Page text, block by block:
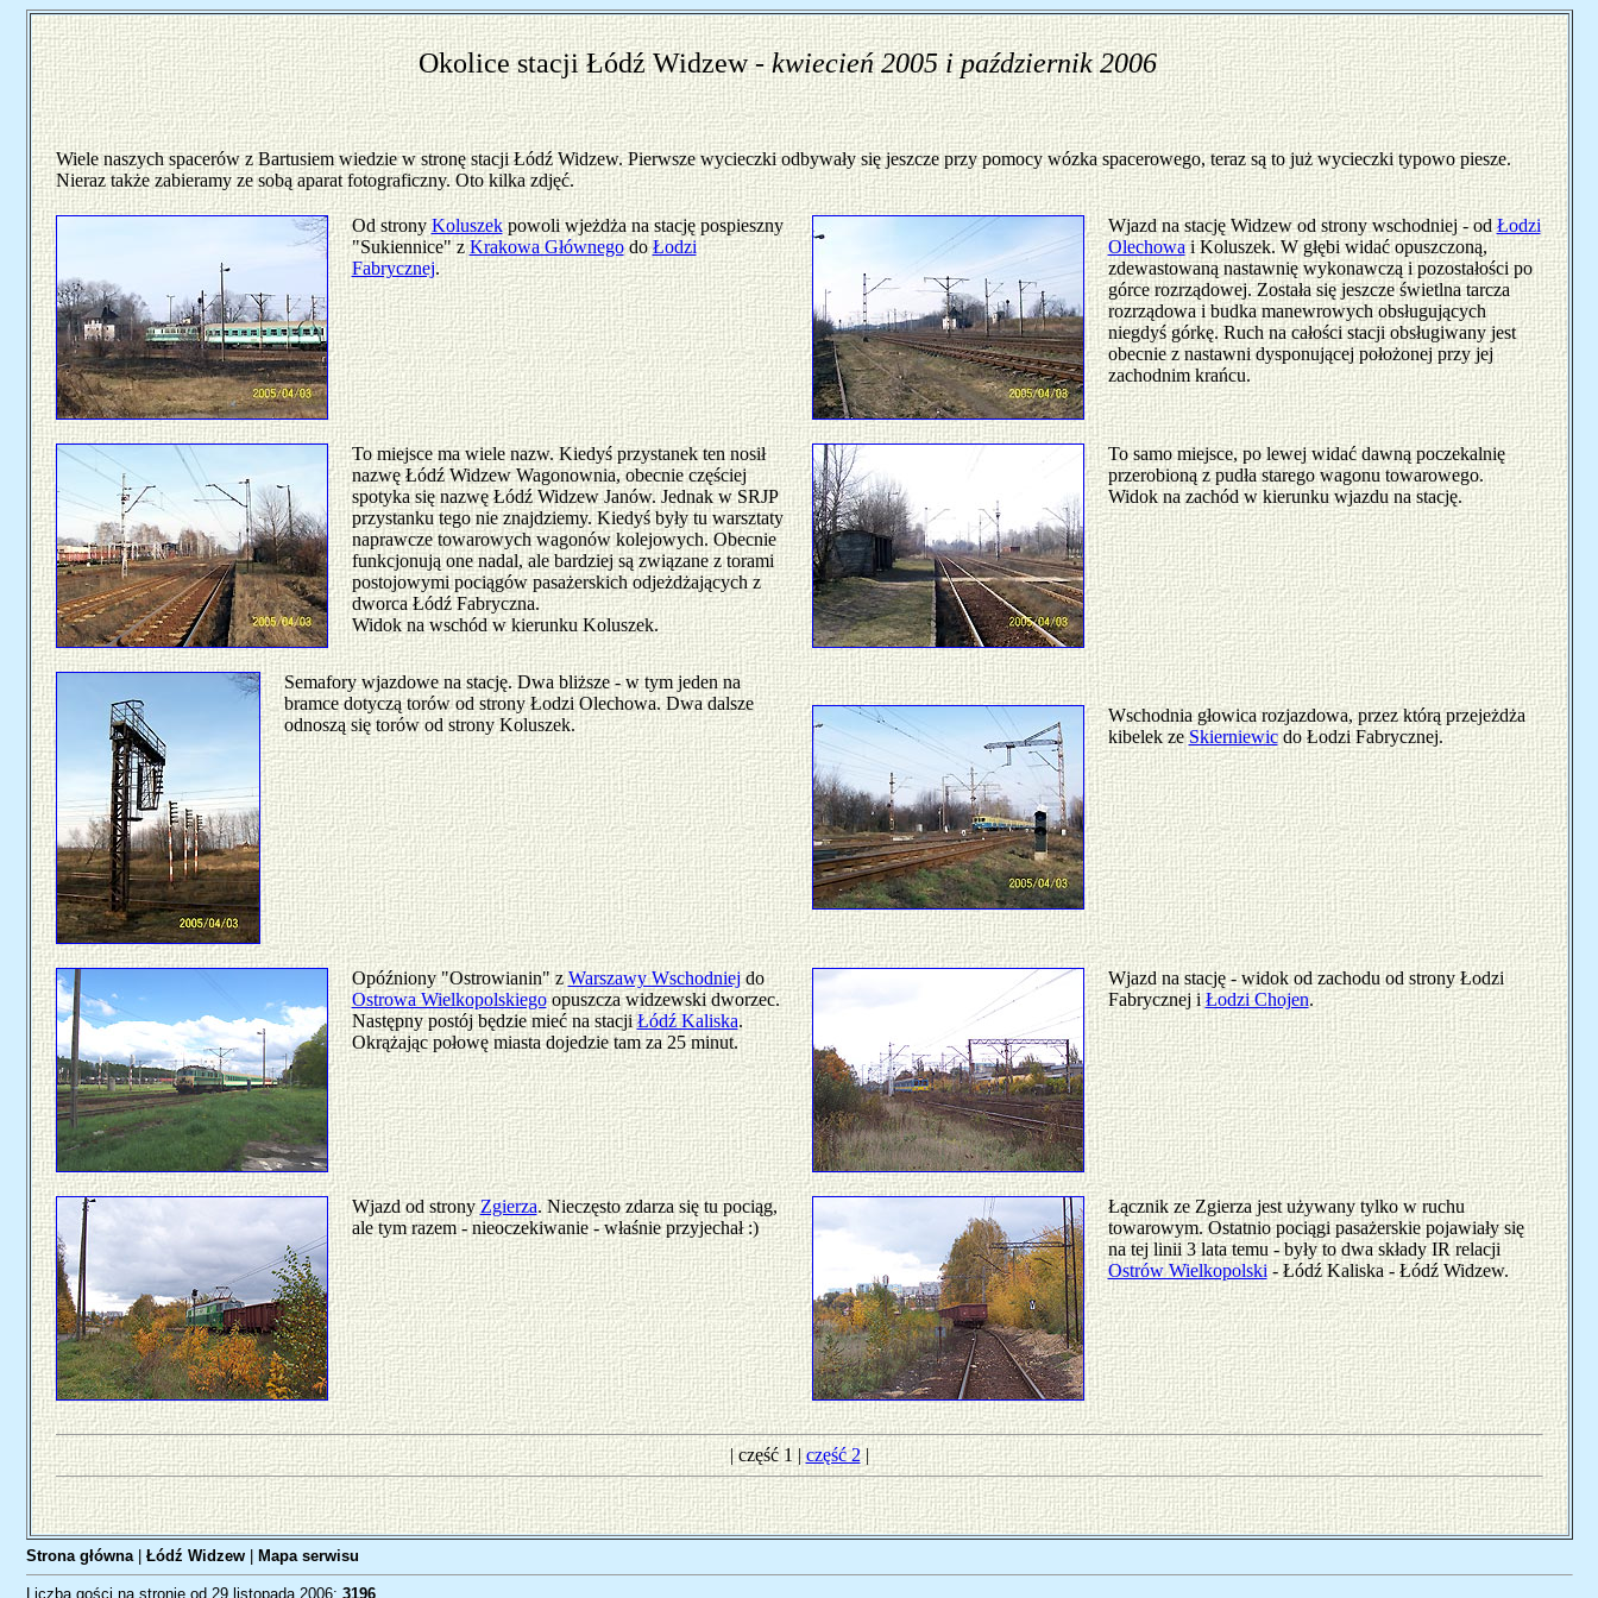
Okolice stacji Łódź Widzew -kwiecień 2005 i październik 2006
Wiele naszych spacerów z Bartusiem wiedzie w stronę stacji Łódź Widzew. Pierwsze wycieczki odbywały się jeszcze przy pomocy wózka spacerowego, teraz są to już wycieczki typowo piesze.
Nieraz także zabieramy ze sobą aparat fotograficzny. Oto kilka zdjęć.
Od stronyKoluszekpowoli wjeżdża na stację pospieszny
"Sukiennice" zKrakowa GłównegodoŁodzi
Fabrycznej.
Wjazd na stację Widzew od strony wschodniej - odŁodzi
Olechowai Koluszek. W głębi widać opuszczoną,
zdewastowaną nastawnię wykonawczą i pozostałości po
górce rozrządowej. Została się jeszcze świetlna tarcza
rozrządowa i budka manewrowych obsługujących
niegdyś górkę. Ruch na całości stacji obsługiwany jest
obecnie z nastawni dysponującej położonej przy jej
zachodnim krańcu.
To miejsce ma wiele nazw. Kiedyś przystanek ten nosił
nazwę Łódź Widzew Wagonownia, obecnie częściej
spotyka się nazwę Łódź Widzew Janów. Jednak w SRJP
przystanku tego nie znajdziemy. Kiedyś były tu warsztaty
naprawcze towarowych wagonów kolejowych. Obecnie
funkcjonują one nadal, ale bardziej są związane z torami
postojowymi pociągów pasażerskich odjeżdżających z
dworca Łódź Fabryczna.
Widok na wschód w kierunku Koluszek.
To samo miejsce, po lewej widać dawną poczekalnię
przerobioną z pudła starego wagonu towarowego.
Widok na zachód w kierunku wjazdu na stację.
Semafory wjazdowe na stację. Dwa bliższe - w tym jeden na
bramce dotyczą torów od strony Łodzi Olechowa. Dwa dalsze
odnoszą się torów od strony Koluszek.
Wschodnia głowica rozjazdowa, przez którą przejeżdża
kibelek zeSkierniewicdo Łodzi Fabrycznej.
Opóźniony "Ostrowianin" z Warszawy Wschodniejdo
Ostrowa Wielkopolskiegoopuszcza widzewski dworzec.
Następny postój będzie mieć na stacjiŁódź Kaliska.
Okrążając połowę miasta dojedzie tam za 25 minut.
Wjazd na stację - widok od zachodu od strony Łodzi
Fabrycznej iŁodzi Chojen.
Wjazd od stronyZgierza. Nieczęsto zdarza się tu pociąg,
ale tym razem - nieoczekiwanie - właśnie przyjechał :)
Łącznik ze Zgierza jest używany tylko w ruchu
towarowym. Ostatnio pociągi pasażerskie pojawiały się
na tej linii 3 lata temu - były to dwa składy IR relacji
Ostrów Wielkopolski- Łódź Kaliska - Łódź Widzew.
| część 1 |część 2|
Strona główna| Łódź Widzew| Mapa serwisu
Liczba gości na stronie od 29 listopada 2006: 3196